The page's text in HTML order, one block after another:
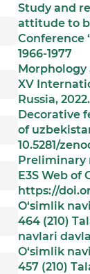
Study and
attitude to
Conference
1966-1977
Morphology
XV
Russia,
Decorative
of
10.5281/
Preliminary
E3S Web of
https://
O‘simlik
464 (210)
navlari
O‘simlik
457 (210)